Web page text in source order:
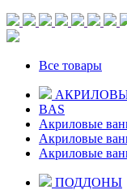
Все товары
BAS
Акриловые
Акриловые
Акриловые
ПОДДОНЫ